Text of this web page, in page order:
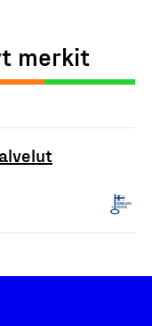
merkit